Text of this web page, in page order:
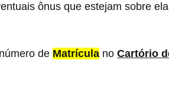
ônus que estejam sobre
de Matrícula no Cartório